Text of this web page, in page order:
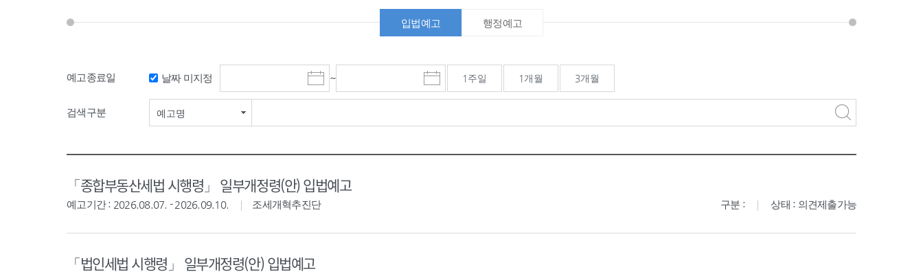
입법예고 행정예고
예고종료일 날짜 미지정
시
작
~
종
료
1주일 1개월 3개월
검색구분 예고명
「종합부동산세법 시행령」 일부개정령(안) 입법예고
예고기간 : 2026.08.07. - 2026.09.10. 조세개혁추진단 구분 : 상태 : 의견제출가능
「법인세법 시행령」 일부개정령(안) 입법예고